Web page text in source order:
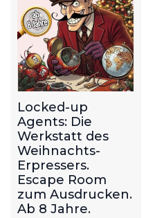
Locked-up
Agents: Die
Werkstatt des
Weihnachts-
Erpressers.
Escape Room
zum Ausdrucken.
Ab 8 Jahre.